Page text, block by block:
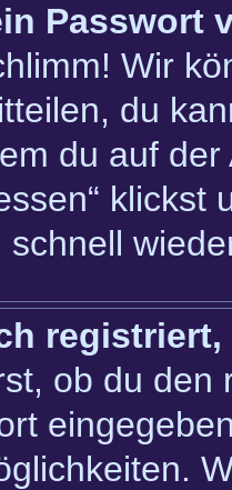
Passwort
Wir
du
du auf
klickst
schnell
ob du den